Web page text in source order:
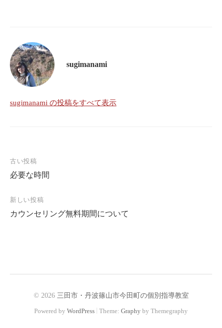
sugimanami
sugimanami の投稿をすべて表示
投
稿
ビ
古い投稿
必要な時間
新しい投稿
カウンセリング無料期間について
© 2026 三田市・丹波篠山市今田町の個別指導教室
Powered by WordPress | Theme: Graphy by Themegraphy